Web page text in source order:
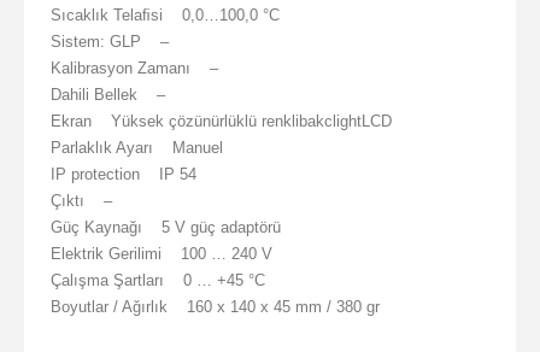
Sıcaklık Telaﬁsi 0,0…100,0 °C
Sistem: GLP –
Kalibrasyon Zamanı –
Dahili Bellek –
Ekran Yüksek çözünürlüklü renklibakclightLCD
Parlaklık Ayarı Manuel
IP protection IP 54
Çıktı –
Güç Kaynağı 5 V güç adaptörü
Elektrik Gerilimi 100 … 240 V
Çalışma Şartları 0 … +45 °C
Boyutlar / Ağırlık 160 x 140 x 45 mm / 380 gr